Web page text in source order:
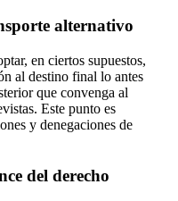
alternativo
en ciertos supuestos,
al destino final lo antes
que convenga al
Este punto es
y denegaciones de
del derecho